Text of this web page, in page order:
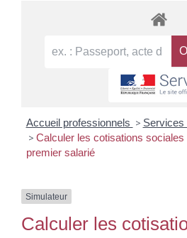
Accueil professionnels > Services
> Calculer les cotisations
premier salarié
Simulateur
Calculer les